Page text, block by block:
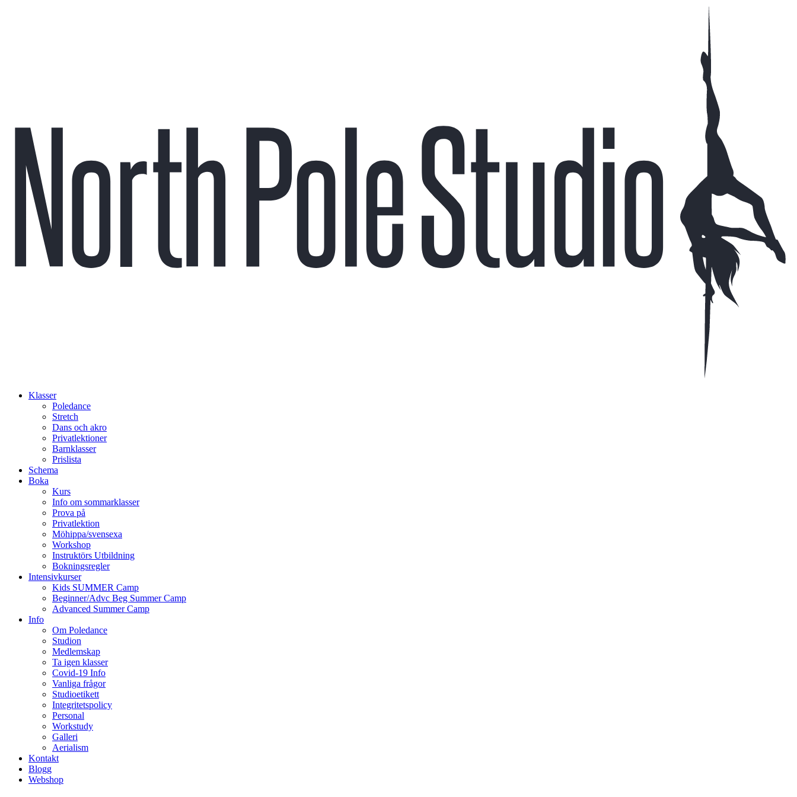
Klasser
Poledance
Stretch
Dans och akro
Privatlektioner
Barnklasser
Prislista
Schema
Boka
Kurs
Info om sommarklasser
Prova på
Privatlektion
Möhippa/svensexa
Workshop
Instruktörs Utbildning
Bokningsregler
Intensivkurser
Kids SUMMER Camp
Beginner/Advc Beg Summer Camp
Advanced Summer Camp
Info
Om Poledance
Studion
Medlemskap
Ta igen klasser
Covid-19 Info
Vanliga frågor
Studioetikett
Integritetspolicy
Personal
Workstudy
Galleri
Aerialism
Kontakt
Blogg
Webshop